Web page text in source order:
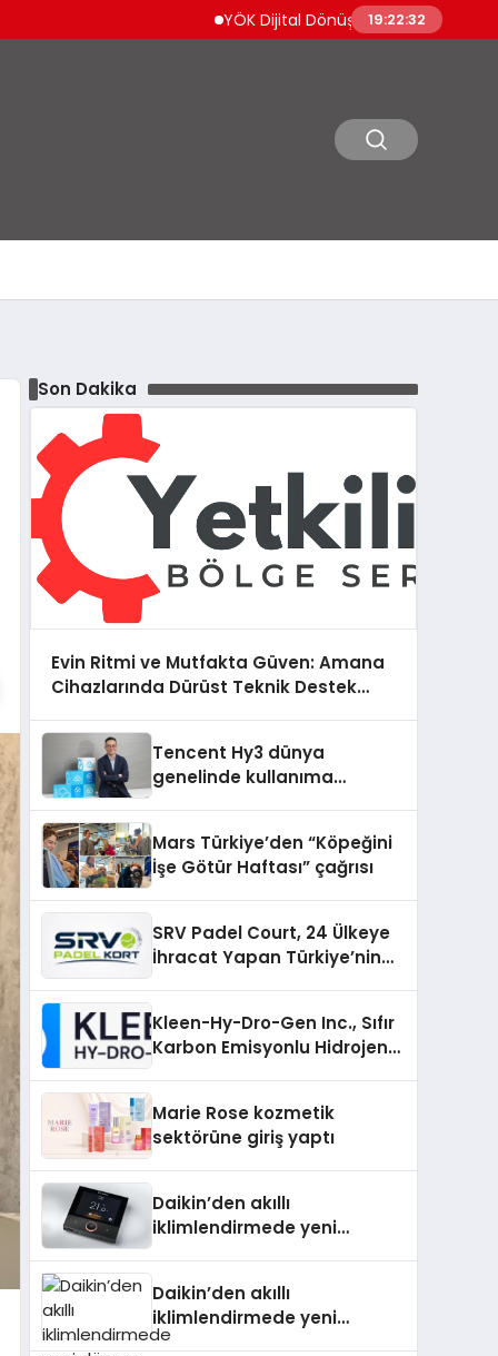
YÖK Dijital Dönüşümle Bilişim Uzmanı
19:22:33
Son Dakika
Evin Ritmi ve Mutfakta Güven: Amana
Cihazlarında Dürüst Teknik Destek
Tencent Hy3 dünya
genelinde kullanıma
Mars Türkiye’den “Köpeğini
İşe Götür Haftası” çağrısı
SRV Padel Court, 24 Ülkeye
İhracat Yapan Türkiye’nin
Kleen-Hy-Dro-Gen Inc., Sıfır
Karbon Emisyonlu Hidrojen
Aldı
Marie Rose kozmetik
sektörüne giriş yaptı
Daikin’den akıllı
iklimlendirmede yeni
Daikin’den akıllı
iklimlendirmede yeni
dönem: Madoka Plus